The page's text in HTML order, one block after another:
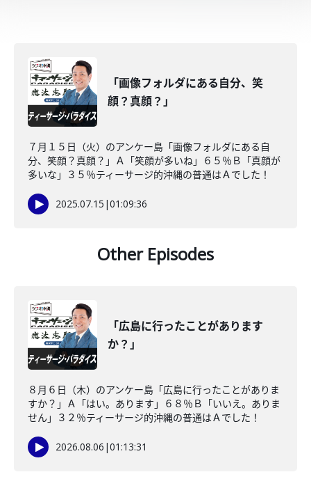
「画像フォルダにある自分、笑
顔？真顔？」
７月１５日（火）のアンケー島「画像フォルダにある自
分、笑顔？真顔？」Ａ「笑顔が多いね」６５％Ｂ「真顔が
多いな」３５％ティーサージ的沖縄の普通はＡでした！
2025.07.15 |01:09:36
Other Episodes
「広島に行ったことがあります
か？」
８月６日（木）のアンケー島「広島に行ったことがありま
すか？」Ａ「はい。あります」６８％Ｂ「いいえ。ありま
せん」３２％ティーサージ的沖縄の普通はＡでした！
2026.08.06 |01:13:31